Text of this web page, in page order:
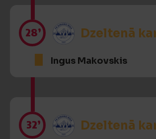
28’ Dzeltenā
Ingus Makovskis
32’ Dzeltenā